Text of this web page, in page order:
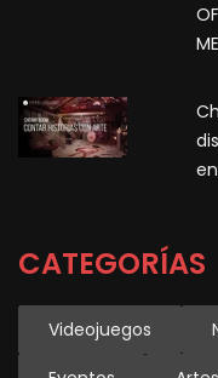
CATEGORÍAS
Videojuegos